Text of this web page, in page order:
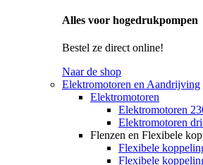
Alles voor hogedrukpompen
Bestel ze direct online!
Naar de shop
Elektromotoren en Aandrijving
Elektromotoren
Elektromotoren
Elektromotoren
Flenzen en Flexibele
Flexibele
Flexibele